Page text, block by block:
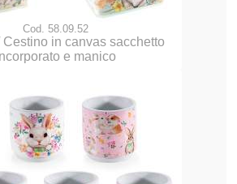
Cod. 58.09.52
Cestino in canvas sacchetto
e manico